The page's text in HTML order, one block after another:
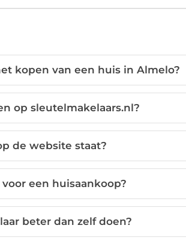
kopen van een huis in Almelo?
op sleutelmakelaars.nl?
de website staat?
een huisaankoop?
beter dan zelf doen?